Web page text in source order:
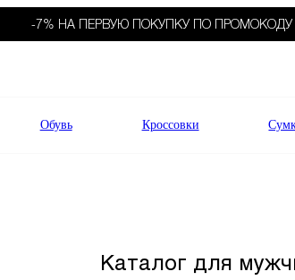
-7% НА ПЕРВУЮ ПОКУПКУ ПО ПРОМОКОДУ
Обувь Кроссовки
Каталог для